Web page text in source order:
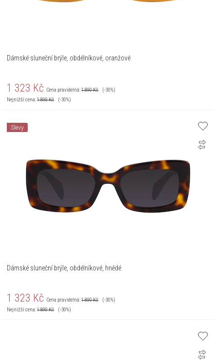
Dámské sluneční brýle, obdélníkové, oranžové
1 323 Kč Cena pravidelná:1 890Kč
(-30%)
Nejnižší cena:1 890Kč (-30%)
Slevy
Dámské sluneční brýle, obdélníkové, hnědé
1 323 Kč Cena pravidelná:1 890Kč
(-30%)
Nejnižší cena:1 890Kč (-30%)